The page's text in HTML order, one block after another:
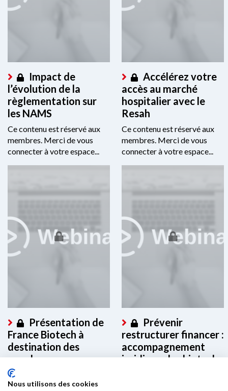
Impact de
l’évolution de la
règlementation sur
les NAMS
Ce contenu est réservé aux
membres. Merci de vous
connecter à votre espace...
Accélérez votre
accès au marché
hospitalier avec le
Resah
Ce contenu est réservé aux
membres. Merci de vous
connecter à votre espace...
Présentation de
France Biotech à
destination des
membres
Ce contenu est réservé aux
membres. Merci de vous
Prévenir
restructurer financer :
accompagnement
juridique des biotech
Nous utilisons des cookies